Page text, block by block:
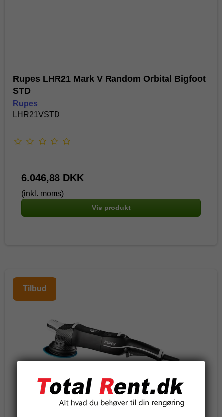
Rupes LHR21 Mark V Random Orbital Bigfoot
STD
Rupes
LHR21VSTD
6.046,88 DKK
(inkl. moms)
Vis produkt
Tilbud